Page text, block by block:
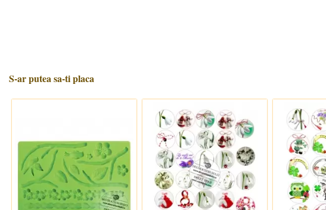
S-ar putea sa-ti placa